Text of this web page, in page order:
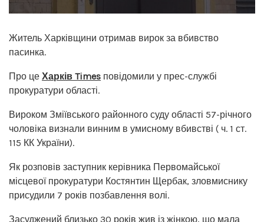
Житель Харківщини отримав вирок за вбивство
пасинка.
Про це Харків Times повідомили у прес-службі
прокуратури області.
Вироком Зміївського районного суду області 57-річного
чоловіка визнали винним в умисному вбивстві ( ч. 1 ст.
115 КК України).
Як розповів заступник керівника Первомайської
місцевої прокуратури Костянтин Щербак, зловмиснику
присудили 7 років позбавлення волі.
Засуджений близько 30 років жив із жінкою, що мала